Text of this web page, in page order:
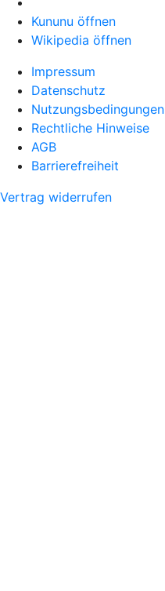
Kununu öffnen
Wikipedia öffnen
Impressum
Datenschutz
Nutzungsbedingungen
Rechtliche Hinweise
AGB
Barrierefreiheit
Vertrag widerrufen